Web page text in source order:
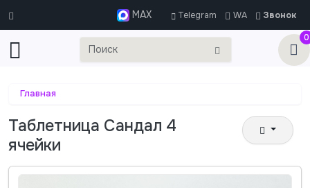
MAX Telegram WA
Звонок
0
Главная
Таблетница Сандал 4
ячейки